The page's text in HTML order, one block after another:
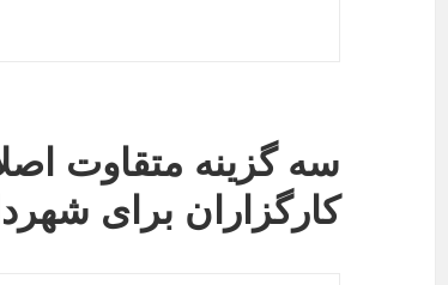
سه گزینه متقاوت
کارگزاران برای